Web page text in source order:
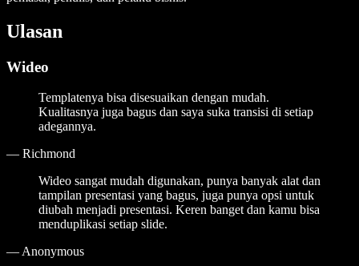
Ulasan
Wideo
Templatenya bisa disesuaikan dengan mudah.
Kualitasnya juga bagus dan saya suka transisi di setiap
adegannya.
— Richmond
Wideo sangat mudah digunakan, punya banyak alat dan
tampilan presentasi yang bagus, juga punya opsi untuk
diubah menjadi presentasi. Keren banget dan kamu bisa
menduplikasi setiap slide.
— Anonymous